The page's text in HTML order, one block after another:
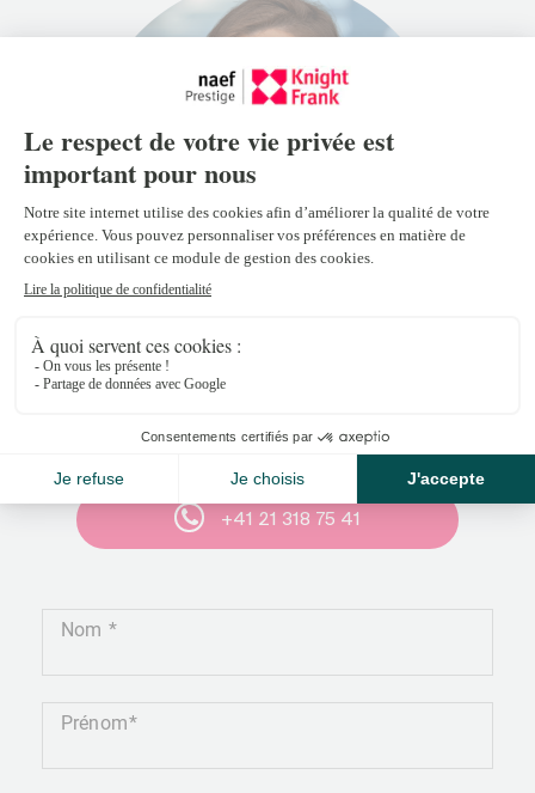
Anouk Christe
knightfrank.ch
+41 21 318 75 41
Nom
Prénom